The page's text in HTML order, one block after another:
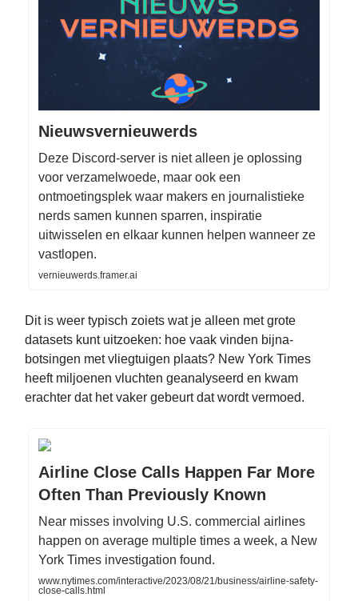
Nieuwsvernieuwerds
Deze Discord-server is niet alleen je oplossing
voor verzamelwoede, maar ook een
ontmoetingsplek waar makers en journalistieke
nerds samen kunnen sparren, inspiratie
uitwisselen en elkaar kunnen helpen wanneer ze
vastlopen.
vernieuwerds.framer.ai
Dit is weer typisch zoiets wat je alleen met grote
datasets kunt uitzoeken: hoe vaak vinden bijna-
botsingen met vliegtuigen plaats? New York Times
heeft miljoenen vluchten geanalyseerd en kwam
erachter dat het vaker gebeurt dat wordt vermoed.
Airline Close Calls Happen Far More
Often Than Previously Known
Near misses involving U.S. commercial airlines
happen on average multiple times a week, a New
York Times investigation found.
www.nytimes.com/interactive/2023/08/21/business/airline-safety-
close-calls.html